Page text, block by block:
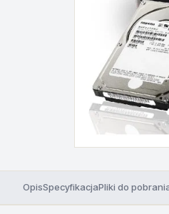
OpisSpecyfikacjaPliki do